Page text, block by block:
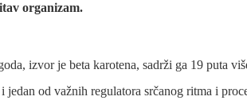
organizam.
izvor je beta karotena, sadrži ga 19 puta
od važnih regulatora srčanog ritma i